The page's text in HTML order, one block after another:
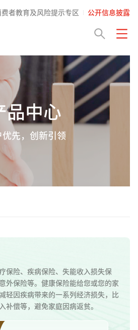
费者教育及风险提示专区 公开信息披露
品中心
优先，创新引领
保险、疾病保险、失能收入损失保
外保险等。健康保险能给您或您的家
轻因疾病带来的一系列经济损失，比
补偿等，避免家庭因病返贫。